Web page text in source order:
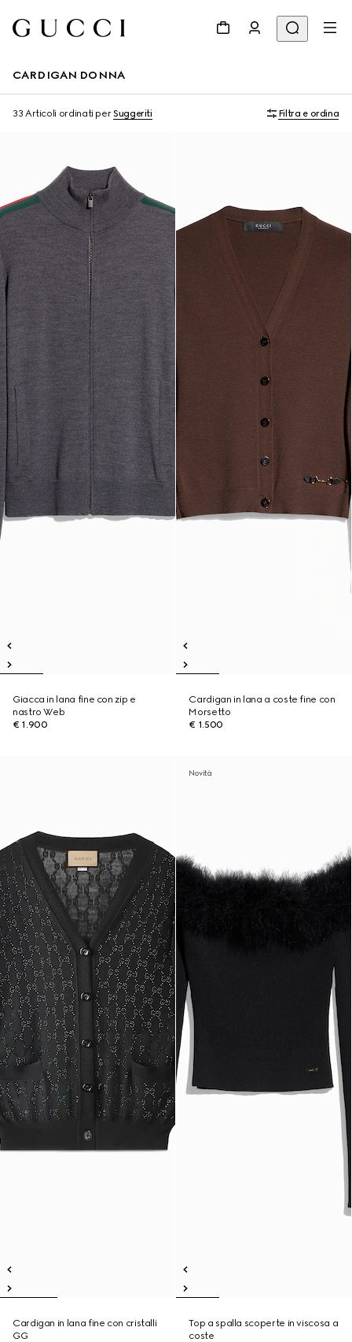
CARDIGAN DONNA
33 Articoli ordinati perSuggeriti Filtra e ordina
Giacca in lana fine con zip e
nastro Web
€ 1.900
Cardigan in lana a coste fine con
Morsetto
€ 1.500
Cardigan in lana fine con cristalli
GG
Novità
Top a spalla scoperte in viscosa a
coste